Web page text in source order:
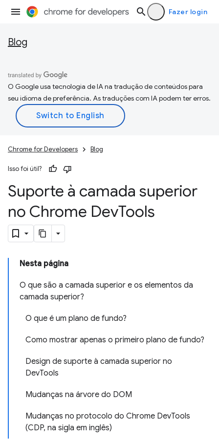
Fazer login
Blog
O Google usa tecnologia de IA na tradução de conteúdos para
seu idioma de preferência. As traduções com IA podem ter erros.
Chrome for Developers Blog
Isso foi útil?
Suporte à camada superior
no Chrome DevTools
Nesta página
O que são a camada superior e os elementos da
camada superior?
O que é um plano de fundo?
Como mostrar apenas o primeiro plano de fundo?
Design de suporte à camada superior no
DevTools
Mudanças na árvore do DOM
Mudanças no protocolo do Chrome DevTools
(CDP, na sigla em inglês)